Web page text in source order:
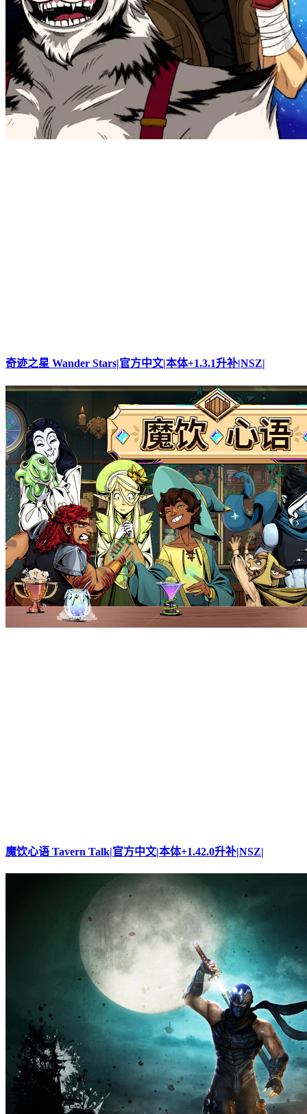
奇迹之星 Wander Stars|官方中文|本体+1.3.1升补|NSZ|
魔饮心语 Tavern Talk|官方中文|本体+1.42.0升补|NSZ|